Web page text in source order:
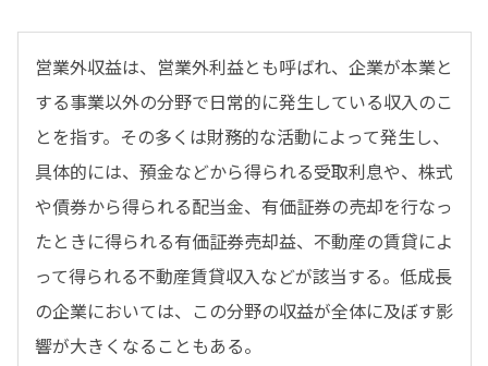
営業外収益は、営業外利益とも呼ばれ、企業が本業と
する事業以外の分野で日常的に発生している収入のこ
とを指す。その多くは財務的な活動によって発生し、
具体的には、預金などから得られる受取利息や、株式
や債券から得られる配当金、有価証券の売却を行なっ
たときに得られる有価証券売却益、不動産の賃貸によ
って得られる不動産賃貸収入などが該当する。低成長
の企業においては、この分野の収益が全体に及ぼす影
響が大きくなることもある。